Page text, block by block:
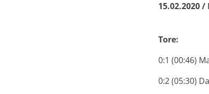
15.02.2020
Tore:
0:1 (00:46)
0:2 (05:30)